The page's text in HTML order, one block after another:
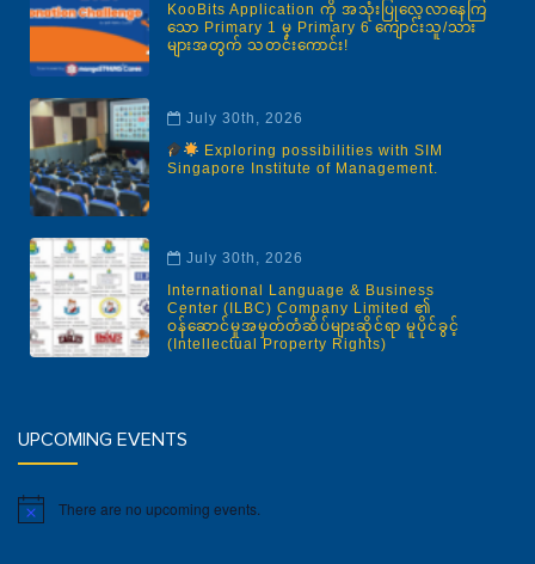
KooBits Application ကို အသုံးပြုလေ့လာနေကြ
သော Primary 1 မှ Primary 6 ကျောင်းသူ/သား
များအတွက် သတင်းကောင်း!
July 30th, 2026
Exploring possibilities with SIM
Singapore Institute of Management.
July 30th, 2026
International Language & Business
Center (ILBC) Company Limited ၏
ဝန်ဆောင်မှုအမှတ်တံဆိပ်များဆိုင်ရာ မူပိုင်ခွင့်
(Intellectual Property Rights)
UPCOMING EVENTS
Notice There are no upcoming events.